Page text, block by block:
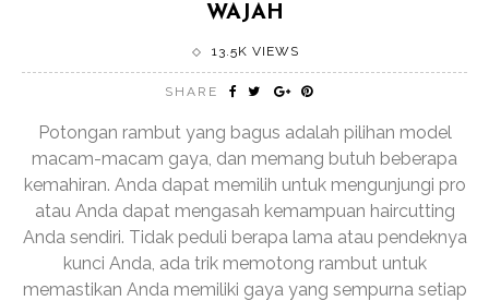
WAJAH
13.5K VIEWS
SHARE
Potongan rambut yang bagus adalah pilihan model
macam-macam gaya, dan memang butuh beberapa
kemahiran. Anda dapat memilih untuk mengunjungi pro
atau Anda dapat mengasah kemampuan haircutting
Anda sendiri. Tidak peduli berapa lama atau pendeknya
kunci Anda, ada trik memotong rambut untuk
memastikan Anda memiliki gaya yang sempurna setiap